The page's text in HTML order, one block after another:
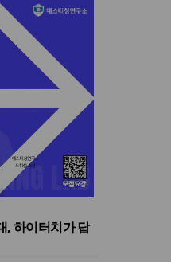
열리는 하나님
리노 찬송가 시리
… “다음세대 선
, 하이터치가 답